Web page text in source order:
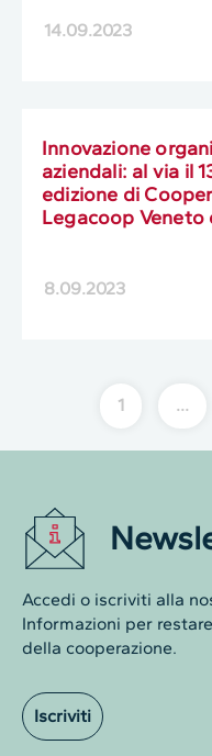
14.09.2023
Innovazione
aziendali: al via il
edizione di
Legacoop Veneto
8.09.2023
1 …
Accedi o iscriviti alla
Informazioni per
della cooperazione.
Iscriviti